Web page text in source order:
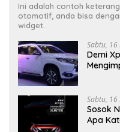
Ini adalah contoh
otomotif, anda bisa
widget.
Sabtu,
Demi
Sabtu,
Sosok
Apa